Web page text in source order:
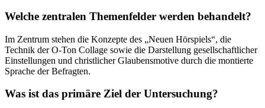
Welche zentralen Themenfelder werden behandelt?
Im Zentrum stehen die Konzepte des „Neuen Hörspiels“, die
Technik der O-Ton Collage sowie die Darstellung gesellschaftlicher
Einstellungen und christlicher Glaubensmotive durch die montierte
Sprache der Befragten.
Was ist das primäre Ziel der Untersuchung?